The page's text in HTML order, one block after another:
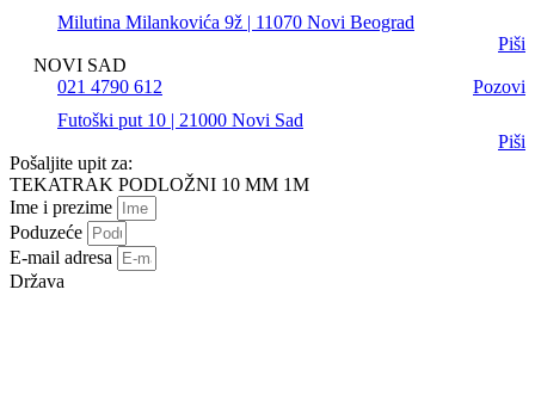
Milutina Milankovića 9ž | 11070 Novi Beograd
Piši
NOVI SAD
021 4790 612
Pozovi
Futoški put 10 | 21000 Novi Sad
Piši
Pošaljite upit za:
TEKATRAK PODLOŽNI 10 MM 1M
Ime i prezime
Poduzeće
E-mail adresa
Država